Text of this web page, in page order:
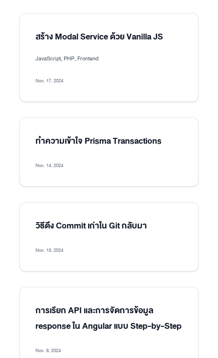
สร้าง Modal Service ด้วย Vanilla JS
JavaScript, PHP, Frontend
Nov. 17, 2024
ทำความเข้าใจ Prisma Transactions
Nov. 14, 2024
วิธีดึง Commit เก่าใน Git กลับมา
Nov. 13, 2024
การเรียก API และการจัดการข้อมูล
response ใน Angular แบบ Step-by-Step
Nov. 8, 2024